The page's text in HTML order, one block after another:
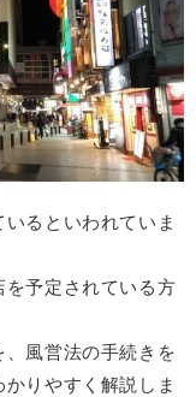
るといわれていま
を予定されている方
風営法の手続きを
りやすく解説しま